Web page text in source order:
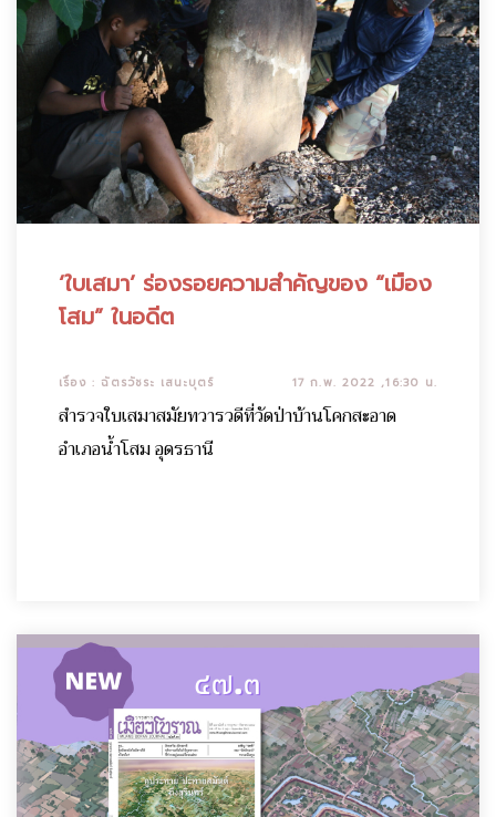
‘ใบเสมา’ ร่องรอยความสำคัญของ “เมือง
โสม” ในอดีต
เรื่อง : ฉัตรวัชระ เสนะบุตร์ 17 ก.พ. 2022 ,16:30 น.
สำรวจใบเสมาสมัยทวารวดีที่วัดป่าบ้านโคกสะอาด
อำเภอน้ำโสม อุดรธานี